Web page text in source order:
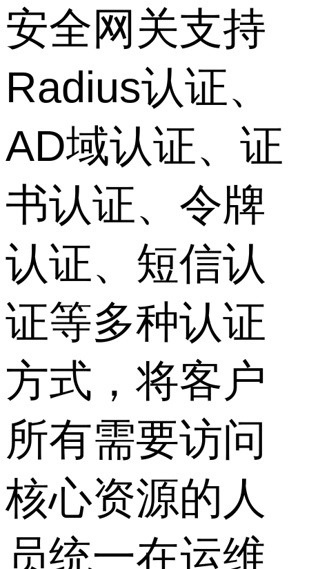
安全网关支持
Radius认证、
AD域认证、证
书认证、令牌
认证、短信认
证等多种认证
方式，将客户
所有需要访问
核心资源的人
员统一在运维